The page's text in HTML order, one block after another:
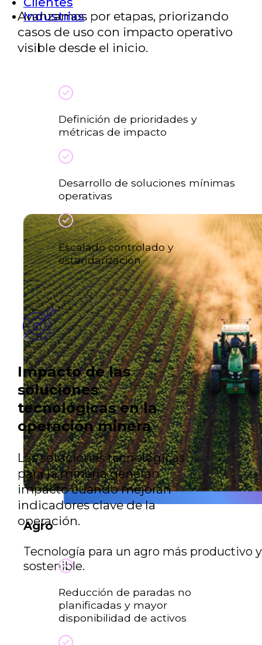
Industrias
Agro
Tecnología para un agro más productivo y
sostenible.
Avanzamos por etapas, priorizando
casos de uso con impacto operativo
visible desde el inicio.
Definición de prioridades y
métricas de impacto
Desarrollo de soluciones mínimas
operativas
Escalado controlado y
estandarización
Impacto de las
soluciones
tecnológicas en la
operación minera
Las soluciones tecnológicas
para la minería generan
impacto cuando mejoran
indicadores clave de la
operación.
Reducción de paradas no
planificadas y mayor
disponibilidad de activos